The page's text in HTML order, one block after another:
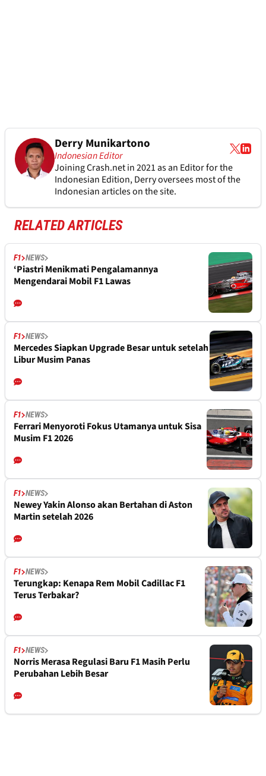
Derry Munikartono
Indonesian Editor
Joining Crash.net in 2021 as an Editor for the
Indonesian Edition, Derry oversees most of the
Indonesian articles on the site.
RELATED ARTICLES
F1 NEWS
‘Piastri Menikmati Pengalamannya
Mengendarai Mobil F1 Lawas
F1 NEWS
Mercedes Siapkan Upgrade Besar untuk setelah
Libur Musim Panas
F1 NEWS
Ferrari Menyoroti Fokus Utamanya untuk Sisa
Musim F1 2026
F1 NEWS
Newey Yakin Alonso akan Bertahan di Aston
Martin setelah 2026
F1 NEWS
Terungkap: Kenapa Rem Mobil Cadillac F1
Terus Terbakar?
F1 NEWS
Norris Merasa Regulasi Baru F1 Masih Perlu
Perubahan Lebih Besar